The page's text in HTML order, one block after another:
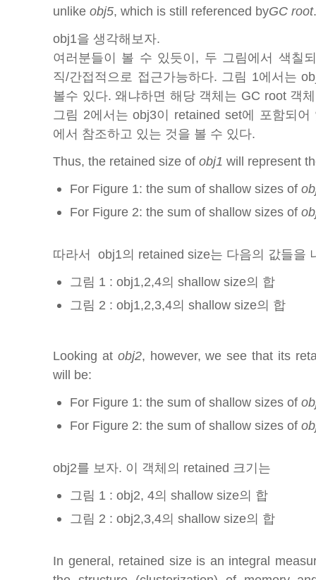
unlike obj5, which is still referenced byGC root.
obj1을 생각해보자.
여러분들이 볼 수 있듯이, 두 그림에서 색칠
직/간접적으로 접근가능하다. 그림 1에서는
볼수 있다. 왜냐하면 해당 객체는 GC root 객
그림 2에서는 obj3이 retained set에 포함되
에서 참조하고 있는 것을 볼 수 있다.
Thus, the retained size of obj1 will represent
For Figure 1: the sum of shallow sizes of
For Figure 2: the sum of shallow sizes of
따라서 obj1의 retained size는 다음의 값들을
그림 1 : obj1,2,4의 shallow size의 합
그림 2 : obj1,2,3,4의 shallow size의 합
Looking at obj2, however, we see that its
will be:
For Figure 1: the sum of shallow sizes of
For Figure 2: the sum of shallow sizes of
obj2를 보자. 이 객체의 retained 크기는
그림 1 : obj2, 4의 shallow size의 합
그림 2 : obj2,3,4의 shallow size의 합
In general, retained size is an integral